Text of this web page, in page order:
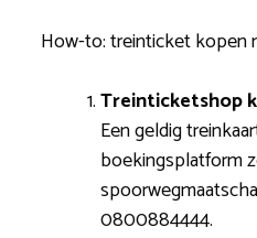
How-to: treinticket kopen
Treinticketshop
Een geldig
boekingsplatform
0800884444.